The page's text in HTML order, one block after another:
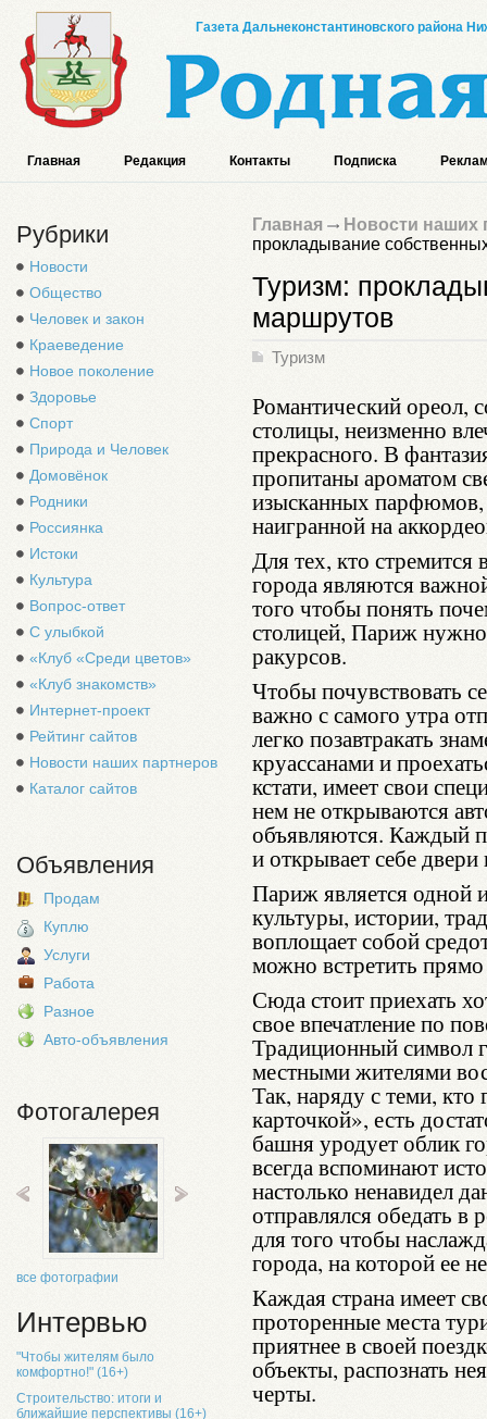
Газета Дальнеконстантиновского района
Главная Редакция Контакты Подписка
Рубрики
Новости
Общество
Человек и закон
Краеведение
Новое поколение
Здоровье
Спорт
Природа и Человек
Домовёнок
Родники
Россиянка
Истоки
Культура
Вопрос-ответ
С улыбкой
«Клуб «Среди цветов»
«Клуб знакомств»
Интернет-проект
Рейтинг сайтов
Новости наших партнеров
Каталог сайтов
Объявления
Продам
Куплю
Услуги
Работа
Разное
Авто-объявления
Фотогалерея
все фотографии
Интервью
"Чтобы жителям было
комфортно!" (16+)
Строительство: итоги и
ближайшие перспективы (16+)
Главная
Новости наших
прокладывание
Туризм:
маршрутов
Туризм
Романтический ореол,
столицы, неизменно
прекрасного. В
пропитаны ароматом
изысканных парфюмов,
наигранной на
Для тех, кто стремится
города являются
того чтобы понять
столицей, Париж
ракурсов.
Чтобы почувствовать
важно с самого утра
легко позавтракать
круассанами и
кстати, имеет свои
нем не открываются
объявляются. Каждый
и открывает себе
Париж является одной
культуры, истории,
воплощает собой
можно встретить
Сюда стоит приехать
свое впечатление по
Традиционный символ
местными жителями
Так, наряду с теми, кто
карточкой», есть
башня уродует облик
всегда вспоминают
настолько ненавидел
отправлялся обедать
для того чтобы
города, на которой ее
Каждая страна имеет
проторенные места
приятнее в своей
объекты, распознать
черты.